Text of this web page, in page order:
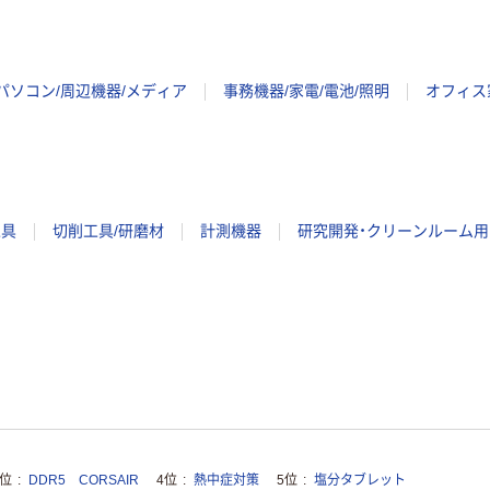
ソコン/周辺機器/メディア 事務機器/家電/電池/照明 オフィ
切削工具/研磨材 計測機器 研究開発・クリーンルーム
DDR5 CORSAIR 4位 熱中症対策 5位 塩分タブレット